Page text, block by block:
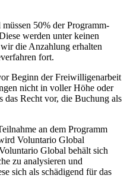
50% der Programm-
werden unter keinen
die Anzahlung erhalten
fort.
Beginn der Freiwilligenarbeit
nicht in voller Höhe oder
das Recht vor, die Buchung als
an dem Programm
Voluntario Global
Global behält sich
zu analysieren und
sich als schädigend für das